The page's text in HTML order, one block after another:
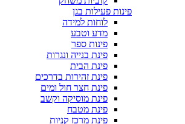
פינות פעילות בגן
לוחות למידה
מדע וטבע
פינות ספר
פינת בנייה ונגרות
פינת הבית
פינת זהירות בדרכים
פינת חצר חול ומים
פינת מוסיקה וקשב
פינת מטבח
פינת מרכז קניות